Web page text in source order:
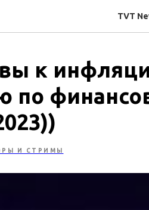
TVT
к
по
И СТРИМЫ